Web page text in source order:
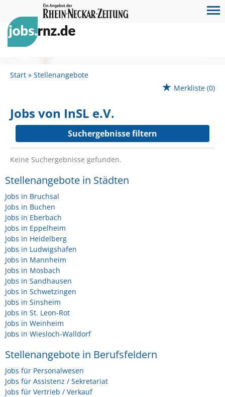
Start
Stellenangebote
Merkliste (0)
Jobs von InSL e.V.
Suchergebnisse filtern
Keine Suchergebnisse gefunden.
Stellenangebote in Städten
Jobs in Bruchsal
Jobs in Buchen
Jobs in Eberbach
Jobs in Eppelheim
Jobs in Heidelberg
Jobs in Ludwigshafen
Jobs in Mannheim
Jobs in Mosbach
Jobs in Sandhausen
Jobs in Schwetzingen
Jobs in Sinsheim
Jobs in St. Leon-Rot
Jobs in Weinheim
Jobs in Wiesloch-Walldorf
Stellenangebote in Berufsfeldern
Jobs für Personalwesen
Jobs für Assistenz / Sekretariat
Jobs für Vertrieb / Verkauf